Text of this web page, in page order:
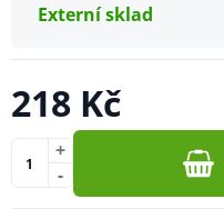
Externí sklad
218 Kč
-
+